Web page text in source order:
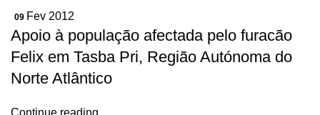
09 Fev 2012
Apoio à população afectada pelo furacão
Felix em Tasba Pri, Região Autónoma do
Norte Atlântico